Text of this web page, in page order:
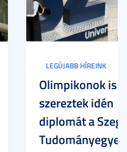
LEGÚJABB HÍREINK
Olimpikonok is
szereztek idén
diplomát a